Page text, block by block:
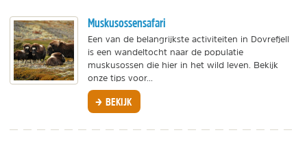
Muskusossensafari
Een van de belangrijkste activiteiten in Dovrefjell
is een wandeltocht naar de populatie
muskusossen die hier in het wild leven. Bekijk
onze tips voor...
BEKIJK